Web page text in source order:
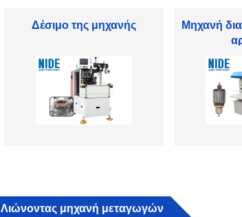
Armature μηχανή
Άνεμος
Λιώνοντας μηχανή μεταγωγών